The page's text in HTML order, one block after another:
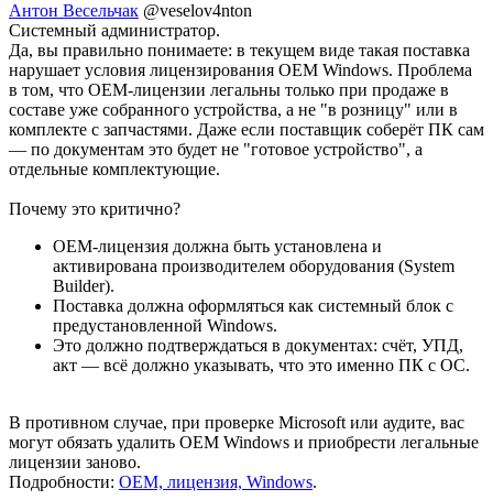
Антон Весельчак @veselov4nton
Системный администратор.
Да, вы правильно понимаете: в текущем виде такая поставка
нарушает условия лицензирования OEM Windows. Проблема
в том, что OEM-лицензии легальны только при продаже в
составе уже собранного устройства, а не "в розницу" или в
комплекте с запчастями. Даже если поставщик соберёт ПК сам
— по документам это будет не "готовое устройство", а
отдельные комплектующие.
Почему это критично?
OEM-лицензия должна быть установлена и
активирована производителем оборудования (System
Builder).
Поставка должна оформляться как системный блок с
предустановленной Windows.
Это должно подтверждаться в документах: счёт, УПД,
акт — всё должно указывать, что это именно ПК с ОС.
В противном случае, при проверке Microsoft или аудите, вас
могут обязать удалить OEM Windows и приобрести легальные
лицензии заново.
Подробности: ОЕМ, лицензия, Windows.